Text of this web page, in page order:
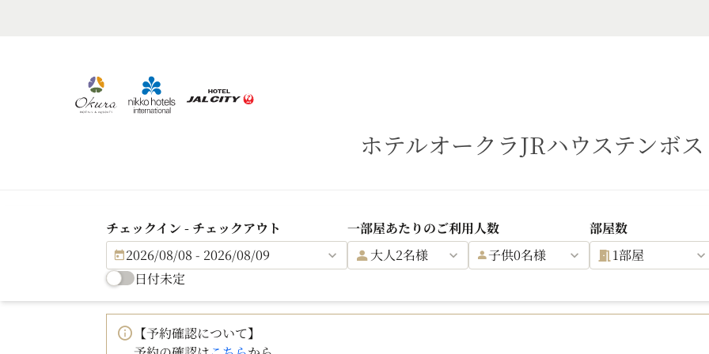
ホテルオークラJRハウステンボス
チェックイン - チェックアウト
2026/08/08 - 2026/08/09
一部屋あたりのご利用人数
大人2名様
子供0名様
部屋数
1部屋
日付未定
【予約確認について】